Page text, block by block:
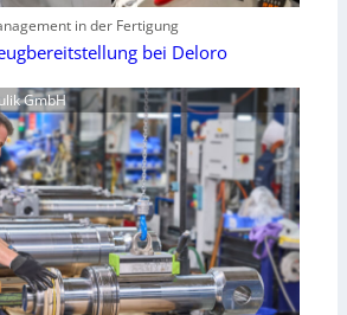
in der Fertigung
bei Deloro
GmbH